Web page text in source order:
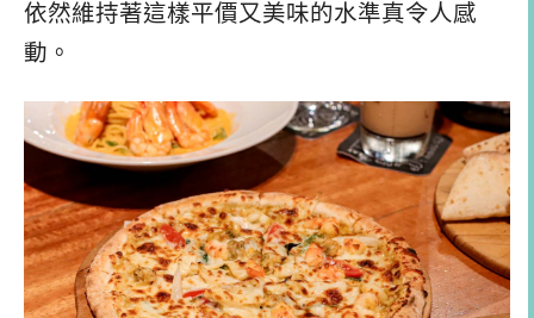
依然維持著這樣平價又美味的水準真令人感
動。